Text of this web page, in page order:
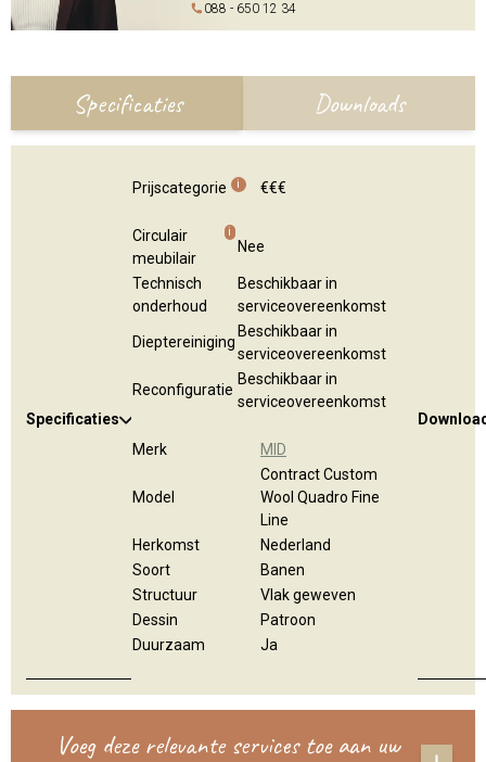
088 - 650 12 34
Specificaties Downloads
Specificaties
Prijscategorie i €€€
Circulair
meubilair
i
Nee
Technisch
onderhoud
Beschikbaar in
serviceovereenkomst
Dieptereiniging
Beschikbaar in
serviceovereenkomst
Reconfiguratie
Beschikbaar in
serviceovereenkomst
Merk MID
Model
Contract Custom
Wool Quadro Fine
Line
Herkomst
Nederland
Soort
Banen
Structuur
Vlak geweven
Dessin
Patroon
Duurzaam
Ja
Voeg deze relevante services toe aan uw